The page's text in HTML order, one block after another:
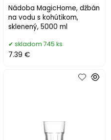
Nádoba MagicHome, džbán
na vodu s kohútikom,
sklenený, 5000 ml
skladom 745 ks
7.39 €